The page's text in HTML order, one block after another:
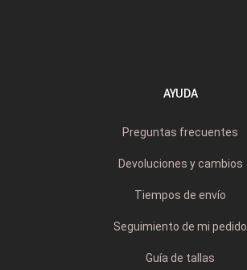
AYUDA
Preguntas frecuentes
Devoluciones y cambios
Tiempos de envío
Seguimiento de mi pedido
Guía de tallas